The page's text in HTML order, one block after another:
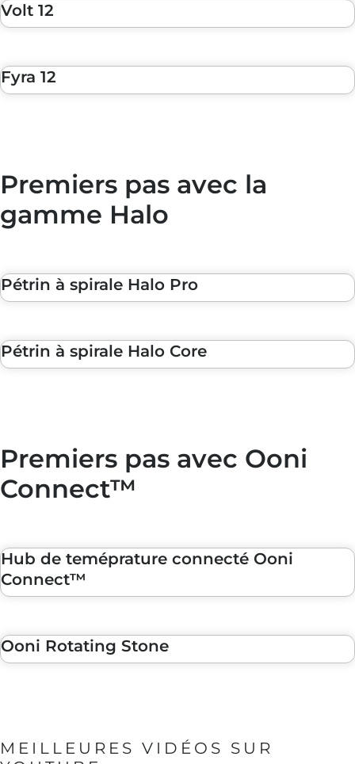
Volt 12
Fyra 12
Premiers pas avec la
gamme Halo
Pétrin à spirale Halo Pro
Pétrin à spirale Halo Core
Premiers pas avec Ooni
Connect™
Hub de teméprature connecté Ooni
Connect™
Ooni Rotating Stone
MEILLEURES VIDÉOS SUR